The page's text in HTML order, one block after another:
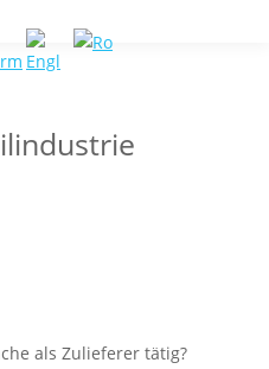
als Zulieferer tätig?